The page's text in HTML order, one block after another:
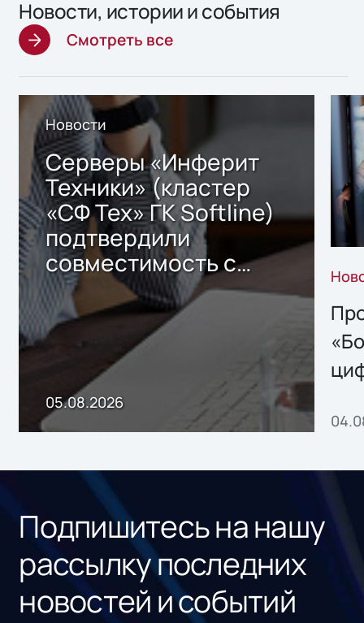
Новости, истории и события
Смотреть все
Новости
Серверы «Инферит
Техники» (кластер
«СФ Тех» ГК Softline)
подтвердили
совместимость с
решением Sharx
Storage 2.x для
хранения данных
05.08.2026
Подпишитесь на нашу
рассылку последних
новостей и событий